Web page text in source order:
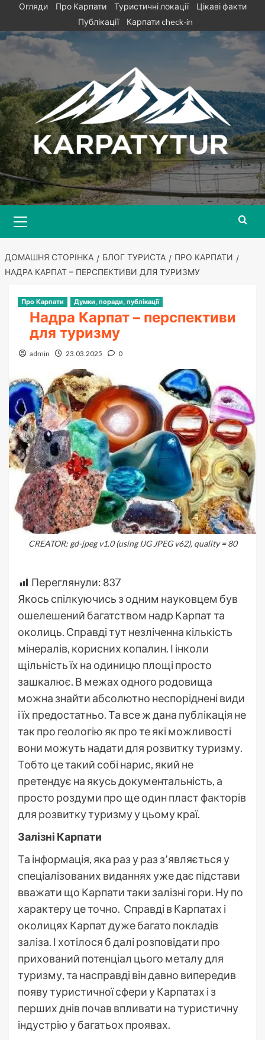
content
Огляди Про Карпати Туристичні локації
Цікаві факти
Публікації
Карпати check-in
Menu
ДОМАШНЯ СТОРІНКА БЛОГ ТУРИСТА
ПРО КАРПАТИ
НАДРА КАРПАТ – ПЕРСПЕКТИВИ ДЛЯ ТУРИЗМУ
Про Карпати Думки, поради, публікації
Надра Карпат – перспективи
для туризму
admin 23.03.2025 0
CREATOR: gd-jpeg v1.0 (using IJG JPEG v62), quality = 80
Переглянули: 837
Якось спілкуючись з одним науковцем був
ошелешений багатством надр Карпат та
околиць. Справді тут незліченна кількість
мінералів, корисних копалин. І інколи
щільність їх на одиницю площі просто
зашкалює. В межах одного родовища
можна знайти абсолютно неспоріднені види
і їх предостатньо. Та все ж дана публікація не
так про геологію як про те які можливості
вони можуть надати для розвитку туризму.
Тобто це такий собі нарис, який не
претендує на якусь документальність, а
просто роздуми про ще один пласт факторів
для розвитку туризму у цьому краї.
Залізні Карпати
Та інформація, яка раз у раз з’являється у
спеціалізованих виданнях уже дає підстави
вважати що Карпати таки залізні гори. Ну по
характеру це точно. Справді в Карпатах і
околицях Карпат дуже багато покладів
заліза. І хотілося б далі розповідати про
прихований потенціал цього металу для
туризму, та насправді він давно випередив
появу туристичної сфери у Карпатах і з
перших днів почав впливати на туристичну
індустрію у багатьох проявах.